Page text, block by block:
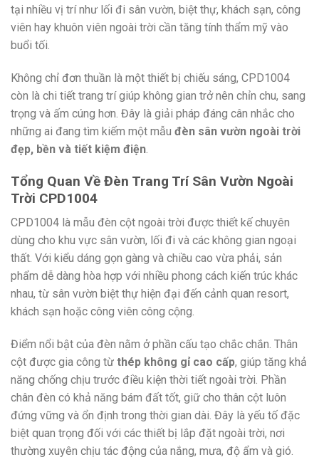
tại nhiều vị trí như lối đi sân vườn, biệt thự, khách sạn, công
viên hay khuôn viên ngoài trời cần tăng tính thẩm mỹ vào
buổi tối.
Không chỉ đơn thuần là một thiết bị chiếu sáng, CPD1004
còn là chi tiết trang trí giúp không gian trở nên chỉn chu, sang
trọng và ấm cúng hơn. Đây là giải pháp đáng cân nhắc cho
những ai đang tìm kiếm một mẫu đèn sân vườn ngoài trời
đẹp, bền và tiết kiệm điện.
Tổng Quan Về Đèn Trang Trí Sân Vườn Ngoài
Trời CPD1004
CPD1004 là mẫu đèn cột ngoài trời được thiết kế chuyên
dùng cho khu vực sân vườn, lối đi và các không gian ngoại
thất. Với kiểu dáng gọn gàng và chiều cao vừa phải, sản
phẩm dễ dàng hòa hợp với nhiều phong cách kiến trúc khác
nhau, từ sân vườn biệt thự hiện đại đến cảnh quan resort,
khách sạn hoặc công viên công cộng.
Điểm nổi bật của đèn nằm ở phần cấu tạo chắc chắn. Thân
cột được gia công từ thép không gỉ cao cấp, giúp tăng khả
năng chống chịu trước điều kiện thời tiết ngoài trời. Phần
chân đèn có khả năng bám đất tốt, giữ cho thân cột luôn
đứng vững và ổn định trong thời gian dài. Đây là yếu tố đặc
biệt quan trọng đối với các thiết bị lắp đặt ngoài trời, nơi
thường xuyên chịu tác động của nắng, mưa, độ ẩm và gió.